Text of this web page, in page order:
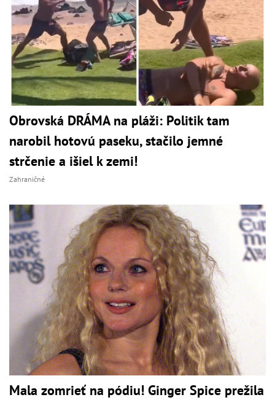
Obrovská DRÁMA na pláži: Politik tam
narobil hotovú paseku, stačilo jemné
strčenie a išiel k zemi!
Zahraničné
Mala zomrieť na pódiu! Ginger Spice prežila